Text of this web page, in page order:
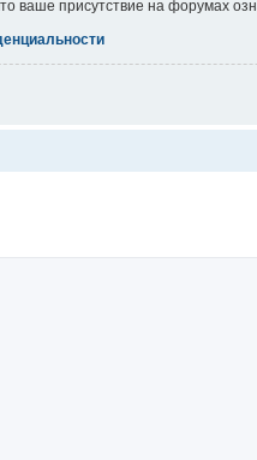
ваше присутствие на форумах